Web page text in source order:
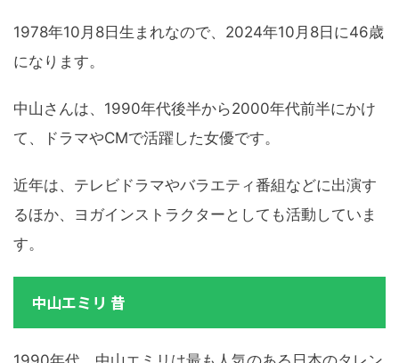
1978年10月8日生まれなので、2024年10月8日に46歳
になります。
中山さんは、1990年代後半から2000年代前半にかけ
て、ドラマやCMで活躍した女優です。
近年は、テレビドラマやバラエティ番組などに出演す
るほか、ヨガインストラクターとしても活動していま
す。
中山エミリ 昔